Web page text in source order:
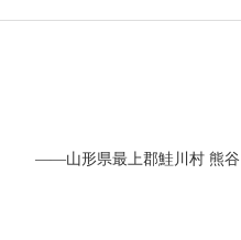
——山形県最上郡鮭川村 熊谷